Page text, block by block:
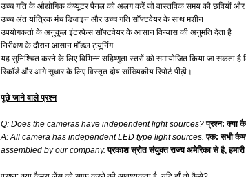
उच्च गति के औद्योगिक कंप्यूटर पैनल को अलग करें जो वास्तविक समय की छवियों
उच्च अंत यांत्रिक मंच डिजाइन और उच्च गति सॉफ्टवेयर के साथ मशीन
उपयोगकर्ता के अनुकूल इंटरफेस सॉफ्टवेयर के आसान विन्यास की अनुमति देता है
निरीक्षण के दौरान आसान मॉडल ट्यूनिंग
यह सुनिश्चित करने के लिए विभिन्न सहिष्णुता स्तरों को समायोजित किया जा सकता है
रिकॉर्ड और आगे सुधार के लिए विस्तृत दोष सांख्यिकीय रिपोर्ट पीढ़ी।
पूछे जाने वाले प्रश्न
Q: Does the cameras have independent light sources? प्रश्न: क्या
A: All camera has independent LED type light sources. एक: सभी
assembled by our company. प्रकाश स्रोत संयुक्त राज्य अमेरिका से है,